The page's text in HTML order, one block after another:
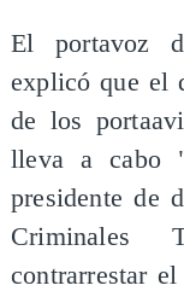
El portavoz
explicó que el
de los
lleva a cabo
presidente de
Criminales
contrarrestar